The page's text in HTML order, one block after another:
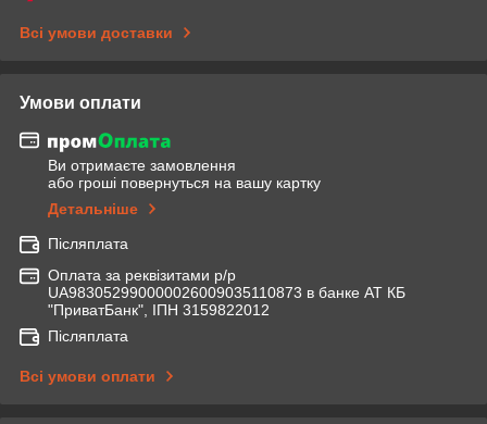
Всі умови доставки
Умови оплати
Ви отримаєте замовлення
або гроші повернуться на вашу картку
Детальніше
Післяплата
Оплата за реквізитами р/р
UA983052990000026009035110873 в банке АТ КБ
"ПриватБанк", ІПН 3159822012
Післяплата
Всі умови оплати